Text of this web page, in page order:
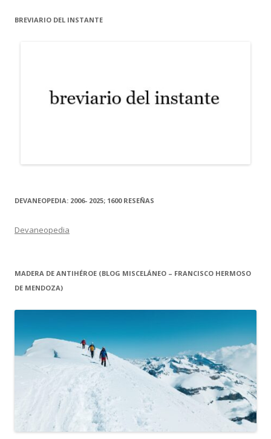
BREVIARIO DEL INSTANTE
DEVANEOPEDIA: 2006- 2025; 1600 RESEÑAS
Devaneopedia
MADERA DE ANTIHÉROE (BLOG MISCELÁNEO – FRANCISCO HERMOSO
DE MENDOZA)